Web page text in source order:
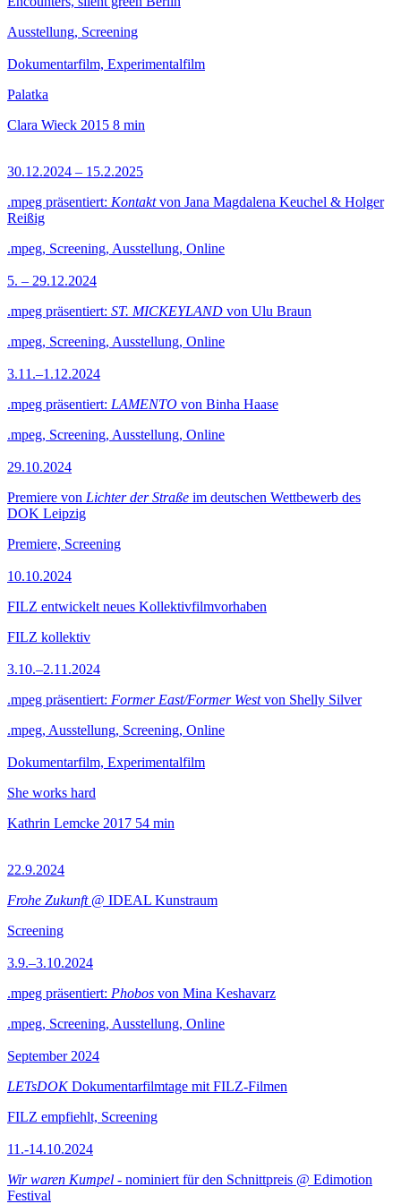
Ausstellung, Screening
Dokumentarfilm, Experimentalfilm
Palatka
Clara Wieck 2015 8 min
30.12.2024 – 15.2.2025
.mpeg präsentiert: Kontaktvon Jana Magdalena Keuchel & Holger
Reißig
.mpeg, Screening, Ausstellung, Online
5. – 29.12.2024
.mpeg präsentiert: ST. MICKEYLAND von Ulu Braun
.mpeg, Screening, Ausstellung, Online
3.11.–1.12.2024
.mpeg präsentiert: LAMENTO von Binha Haase
.mpeg, Screening, Ausstellung, Online
29.10.2024
Premiere von Lichter der Straße im deutschen Wettbewerb des
DOK Leipzig
Premiere, Screening
10.10.2024
FILZ entwickelt neues Kollektivfilmvorhaben
FILZ kollektiv
3.10.–2.11.2024
.mpeg präsentiert: Former East/Former Westvon Shelly Silver
.mpeg, Ausstellung, Screening, Online
Dokumentarfilm, Experimentalfilm
She works hard
Kathrin Lemcke 2017 54 min
22.9.2024
Frohe Zukunft@ IDEAL Kunstraum
Screening
3.9.–3.10.2024
.mpeg präsentiert: Phobos von Mina Keshavarz
.mpeg, Screening, Ausstellung, Online
September 2024
LETsDOKDokumentarfilmtage mit FILZ-Filmen
FILZ empfiehlt, Screening
11.-14.10.2024
Wir waren Kumpel - nominiert für den Schnittpreis @ Edimotion
Festival